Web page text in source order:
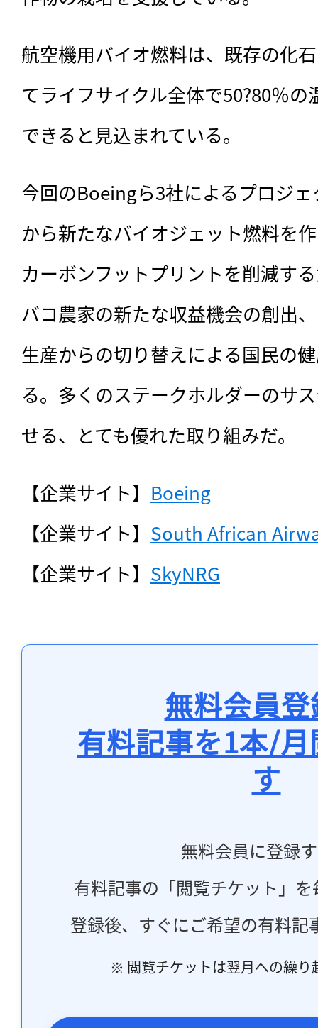
航空機用バイオ燃料は、既存の化
てライフサイクル全体で50?80％
できると見込まれている。
今回のBoeingら3社によるプロジ
から新たなバイオジェット燃料を
カーボンフットプリントを削減す
バコ農家の新たな収益機会の創出
生産からの切り替えによる国民の
る。多くのステークホルダーのサ
せる、とても優れた取り組みだ。
【企業サイト】 Boeing
【企業サイト】 South African
【企業サイト】 SkyNRG
無料会員
有料記事を1本/
す
無料会員に登録
有料記事の「閲覧チケット」
登録後、すぐにご希望の有料記
※ 閲覧チケットは翌月への繰り